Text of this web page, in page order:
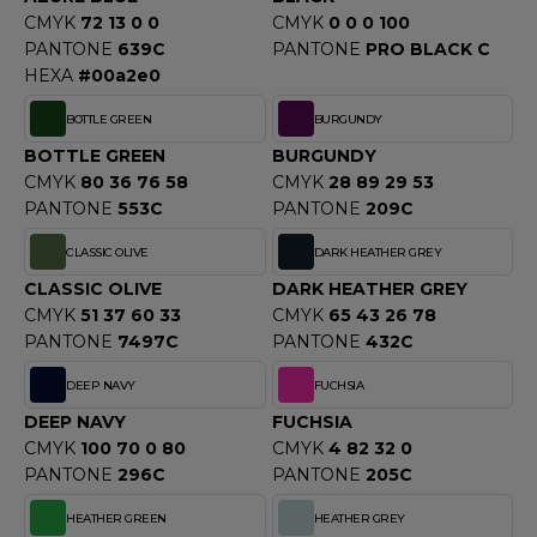
SHIRT
SHIRT
PROFESSIONNELLE
- BLOUSON
COOL
HOODS
T'S
SERIE
CMYK 72 13 0 0
PANTONE 639C
HEXA #00a2e0
CMYK 0 0 0 100
PANTONE PRO BLACK C
BOTTLE GREEN
BOTTLE GREEN
CMYK 80 36 76 58
PANTONE 553C
BURGUNDY
BURGUNDY
CMYK 28 89 29 53
PANTONE 209C
CLASSIC OLIVE
CLASSIC OLIVE
CMYK 51 37 60 33
PANTONE 7497C
DARK HEATHER GREY
DARK HEATHER GREY
CMYK 65 43 26 78
PANTONE 432C
DEEP NAVY
DEEP NAVY
CMYK 100 70 0 80
PANTONE 296C
FUCHSIA
FUCHSIA
CMYK 4 82 32 0
PANTONE 205C
HEATHER GREEN HEATHER GREY